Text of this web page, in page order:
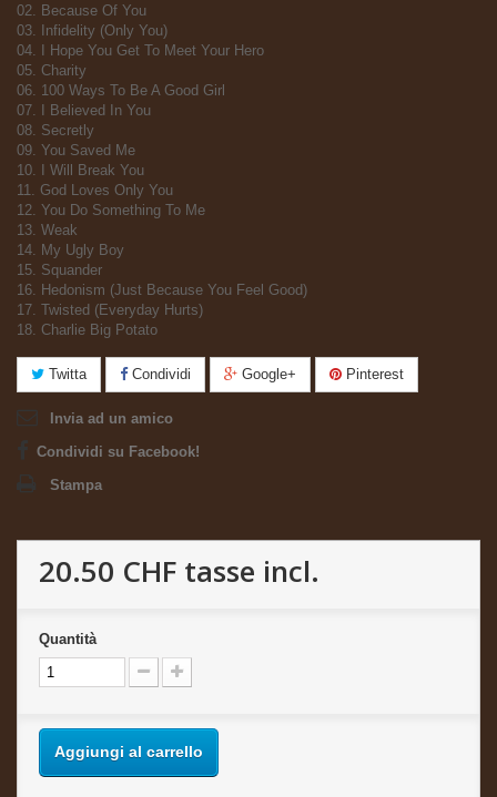
02. Because Of You
03. Infidelity (Only You)
04. I Hope You Get To Meet Your Hero
05. Charity
06. 100 Ways To Be A Good Girl
07. I Believed In You
08. Secretly
09. You Saved Me
10. I Will Break You
11. God Loves Only You
12. You Do Something To Me
13. Weak
14. My Ugly Boy
15. Squander
16. Hedonism (Just Because You Feel Good)
17. Twisted (Everyday Hurts)
18. Charlie Big Potato
Twitta Condividi Google+ Pinterest
Invia ad un amico
Condividi su Facebook!
Stampa
20.50 CHF tasse incl.
Quantità
Aggiungi al carrello